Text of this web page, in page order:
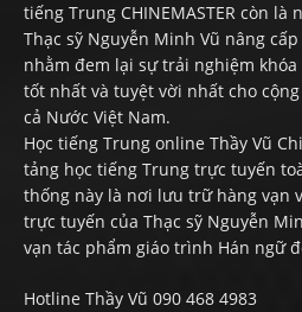
tiếng Trung CHINEMASTER còn
Thạc sỹ Nguyễn Minh Vũ nâng
nhằm đem lại sự trải nghiệm
tốt nhất và tuyệt vời nhất cho
cả Nước Việt Nam.
Học tiếng Trung online Thầy Vũ
tảng học tiếng Trung trực tuyến
thống này là nơi lưu trữ hàng vạn
trực tuyến của Thạc sỹ Nguyễn
vạn tác phẩm giáo trình Hán ngữ
Hotline Thầy Vũ 090 468 4983